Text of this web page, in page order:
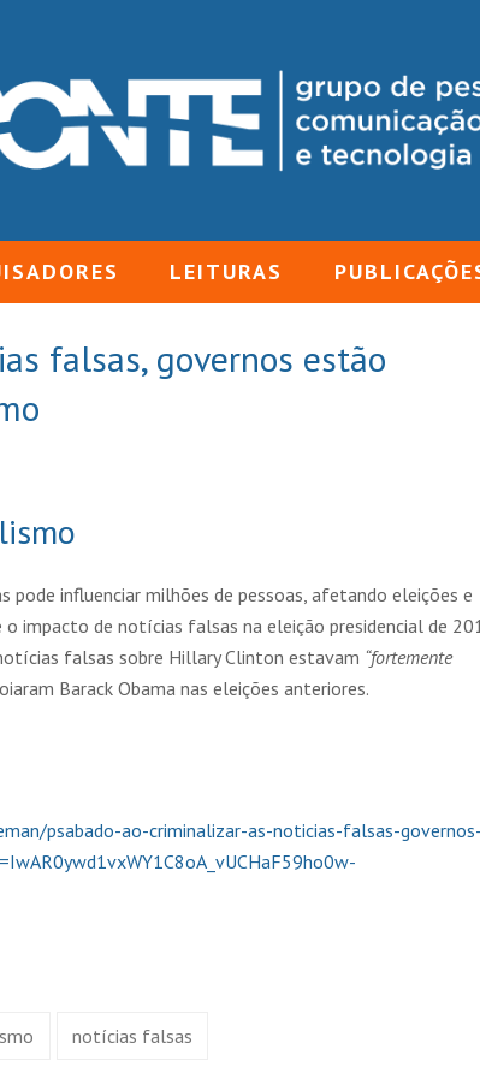
LEITURAS
falsas, governos estão
pode influenciar milhões de pessoas, afetando eleições e
o impacto de notícias falsas na eleição presidencial de
falsas sobre Hillary Clinton estavam “fortemente
Barack Obama nas eleições anteriores.
psabado-ao-criminalizar-as-noticias-falsas-governos-
notícias falsas